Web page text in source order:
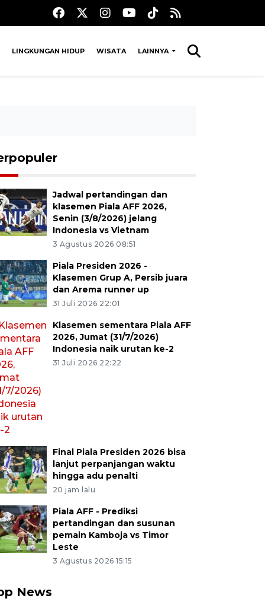
LINGKUNGAN HIDUP WISATA LAINNYA
Jadwal pertandingan dan
klasemen Piala AFF 2026,
Senin (3/8/2026) jelang
Indonesia vs Vietnam
3 Agustus 2026 08:51
Piala Presiden 2026 -
Klasemen Grup A, Persib juara
dan Arema runner up
31 Juli 2026 22:01
Klasemen sementara Piala AFF
2026, Jumat (31/7/2026)
Indonesia naik urutan ke-2
31 Juli 2026 22:22
Final Piala Presiden 2026 bisa
lanjut perpanjangan waktu
hingga adu penalti
20 jam lalu
Piala AFF - Prediksi
pertandingan dan susunan
pemain Kamboja vs Timor
Leste
3 Agustus 2026 15:15
News